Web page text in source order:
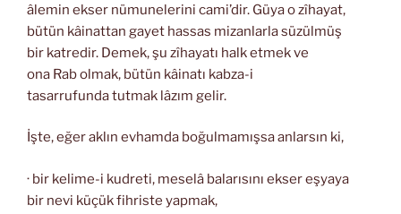
âlemin ekser nümunelerini cami’dir. Güya o zîhayat,
bütün kâinattan gayet hassas mizanlarla süzülmüş
bir katredir. Demek, şu zîhayatı halk etmek ve
ona Rab olmak, bütün kâinatı kabza-i
tasarrufunda tutmak lâzım gelir.
İşte, eğer aklın evhamda boğulmamışsa anlarsın ki,
· bir kelime-i kudreti, meselâ balarısını ekser eşyaya
bir nevi küçük fihriste yapmak,